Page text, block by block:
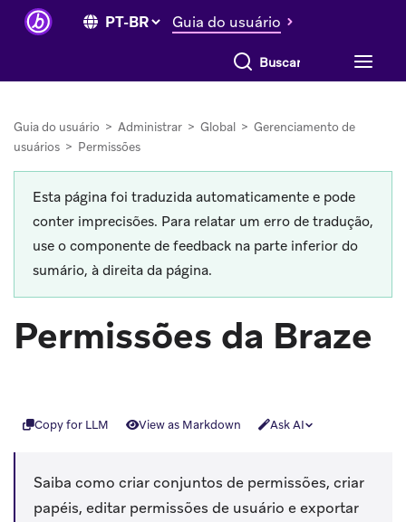
Guia do usuário
Buscar tudo
Guia do usuário > Administrar > Global > Gerenciamento de
usuários > Permissões
Esta página foi traduzida automaticamente e pode
conter imprecisões. Para relatar um erro de tradução,
use o componente de feedback na parte inferior do
sumário, à direita da página.
Permissões da Braze
Copy for LLM View as Markdown Ask AI
Saiba como criar conjuntos de permissões, criar
papéis, editar permissões de usuário e exportar